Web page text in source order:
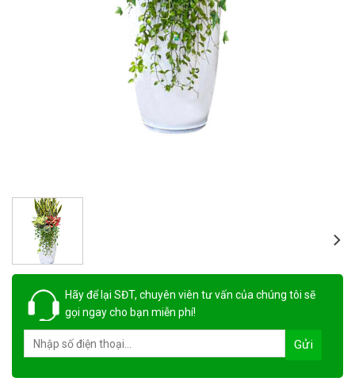
Hãy để lại SĐT, chuyên viên tư vấn của chúng tôi sẽ
gọi ngay cho bạn miễn phí!